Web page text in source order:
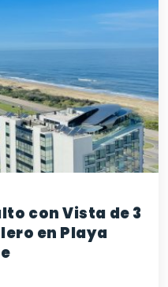
con Vista de 3
en Playa